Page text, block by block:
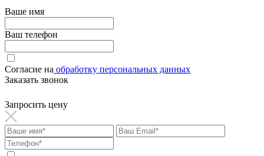
Ваше имя
Ваш телефон
Согласие на обработку персональных данных
Заказать звонок
Запросить цену